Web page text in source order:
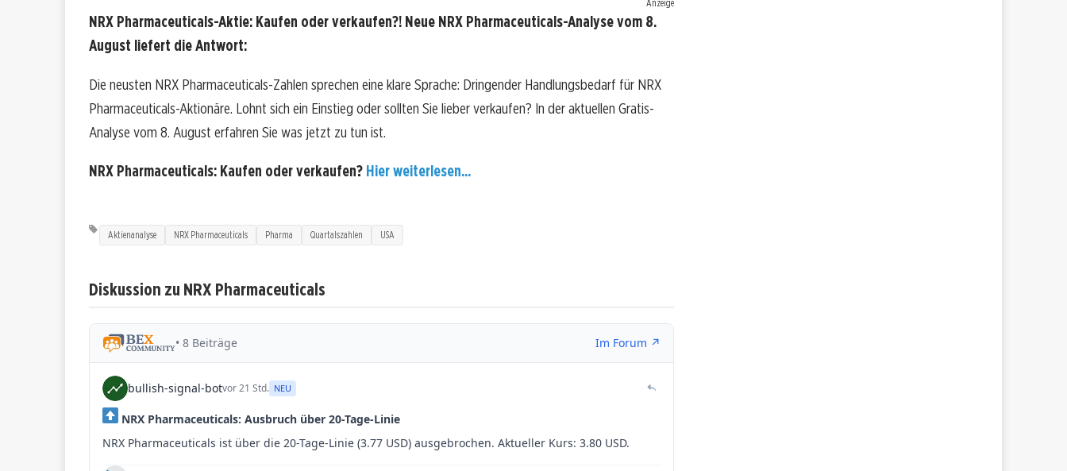
Anzeige
NRX Pharmaceuticals-Aktie: Kaufen oder verkaufen?! Neue NRX Pharmaceuticals-Analyse vom 8.
August liefert die Antwort:
Die neusten NRX Pharmaceuticals-Zahlen sprechen eine klare Sprache: Dringender Handlungsbedarf für NRX
Pharmaceuticals-Aktionäre. Lohnt sich ein Einstieg oder sollten Sie lieber verkaufen? In der aktuellen Gratis-
Analyse vom 8. August erfahren Sie was jetzt zu tun ist.
NRX Pharmaceuticals: Kaufen oder verkaufen? Hier weiterlesen...
Aktienanalyse NRX Pharmaceuticals Pharma Quartalszahlen USA
Diskussion zu NRX Pharmaceuticals